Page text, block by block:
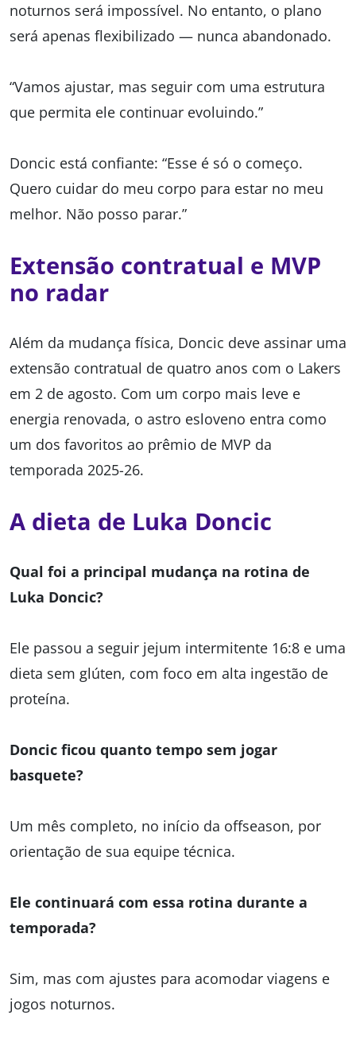
noturnos será impossível. No entanto, o plano
será apenas flexibilizado — nunca abandonado.
“Vamos ajustar, mas seguir com uma estrutura
que permita ele continuar evoluindo.”
Doncic está confiante: “Esse é só o começo.
Quero cuidar do meu corpo para estar no meu
melhor. Não posso parar.”
Extensão contratual e MVP
no radar
Além da mudança física, Doncic deve assinar uma
extensão contratual de quatro anos com o Lakers
em 2 de agosto. Com um corpo mais leve e
energia renovada, o astro esloveno entra como
um dos favoritos ao prêmio de MVP da
temporada 2025-26.
A dieta de Luka Doncic
Qual foi a principal mudança na rotina de
Luka Doncic?
Ele passou a seguir jejum intermitente 16:8 e uma
dieta sem glúten, com foco em alta ingestão de
proteína.
Doncic ficou quanto tempo sem jogar
basquete?
Um mês completo, no início da offseason, por
orientação de sua equipe técnica.
Ele continuará com essa rotina durante a
temporada?
Sim, mas com ajustes para acomodar viagens e
jogos noturnos.